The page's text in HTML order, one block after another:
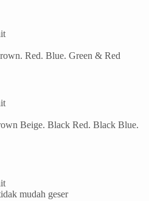
Red. Blue. Green & Red
Beige. Black Red. Black Blue.
mudah geser